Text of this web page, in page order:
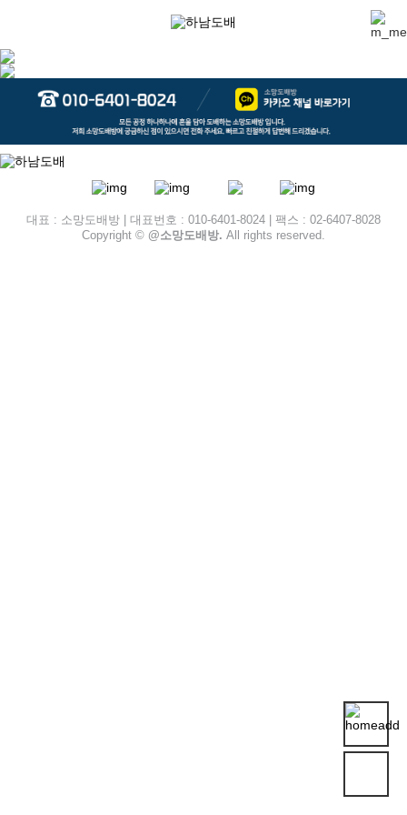
대표 : 소망도배방 | 대표번호 : 010-6401-8024 | 팩스 : 02-6407-8028
Copyright © @소망도배방. All rights reserved.